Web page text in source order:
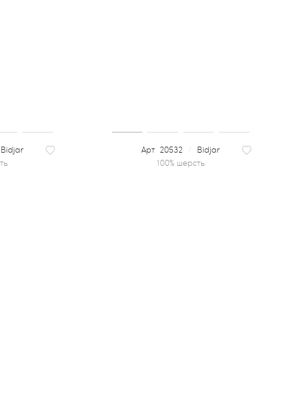
Bidjar 20532
Bidjar
100% шерсть